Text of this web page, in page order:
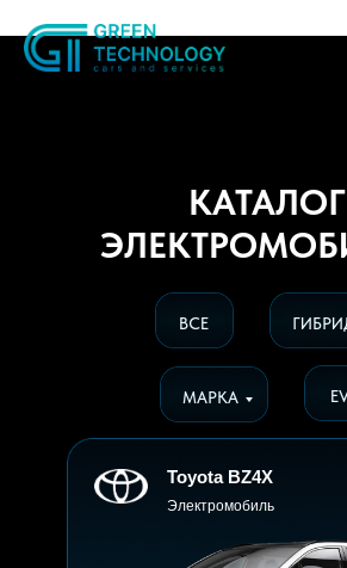
КАТАЛОГ
ВСЕ
МАРКА
Toyota BZ4X
Электромобиль